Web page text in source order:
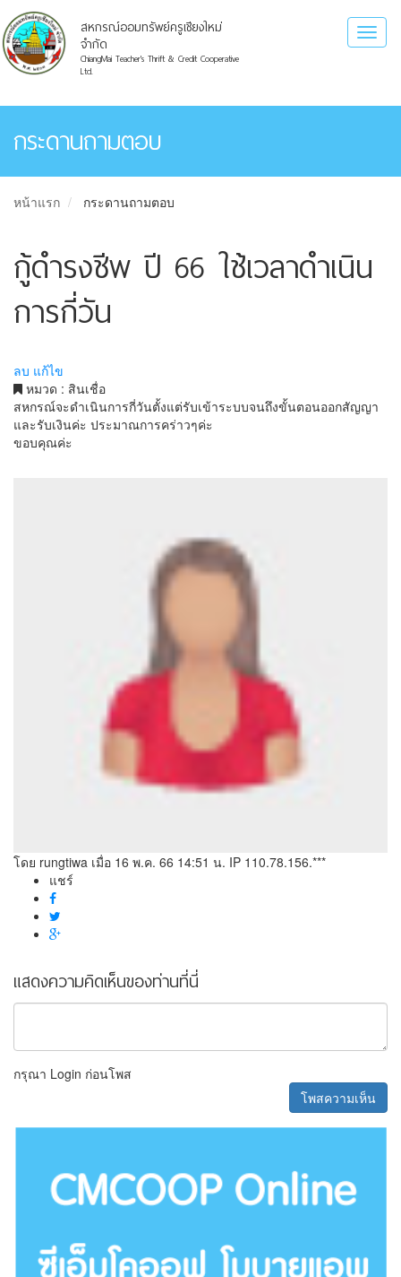
สหกรณ์ออมทรัพย์ครูเชียงใหม่
จำกัด
ChiangMai Teacher's Thrift & Credit Cooperative
Ltd.
กระดานถามตอบ
หน้าแรก กระดานถามตอบ
กู้ดำรงชีพ ปี 66 ใช้เวลาดำเนิน
การกี่วัน
ลบ แก้ไข
หมวด : สินเชื่อ
สหกรณ์จะดำเนินการกี่วันตั้งแต่รับเข้าระบบจนถึงขั้นตอนออกสัญญา
และรับเงินค่ะ ประมาณการคร่าวๆค่ะ
ขอบคุณค่ะ
โดย rungtiwa เมื่อ 16 พ.ค. 66 14:51 น. IP 110.78.156.***
แชร์
แสดงความคิดเห็นของท่านที่นี่
กรุณา Login ก่อนโพส